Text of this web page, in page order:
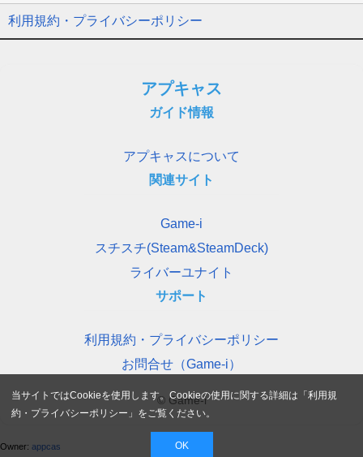
利用規約・プライバシーポリシー
アプキャス
ガイド情報
アプキャスについて
関連サイト
Game-i
スチスチ(Steam&SteamDeck)
ライバーユナイト
サポート
利用規約・プライバシーポリシー
お問合せ（Game-i）
© Game-i
Owner: appcas
当サイトではCookieを使用します。Cookieの使用に関する詳細は「利用規
約・プライバシーポリシー 」をご覧ください。
OK